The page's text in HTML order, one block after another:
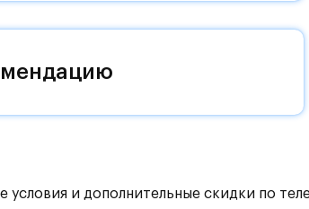
– это скидки, акции и
условия и дополнительные скидки по